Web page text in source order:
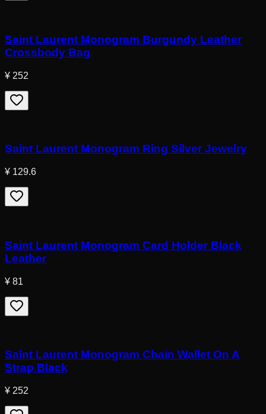
Saint Laurent Monogram Burgundy Leather
Crossbody Bag
¥ 252
Saint Laurent Monogram Ring Silver Jewelry
¥ 129.6
Saint Laurent Monogram Card Holder Black
Leather
¥ 81
Saint Laurent Monogram Chain Wallet On A
Strap Black
¥ 252